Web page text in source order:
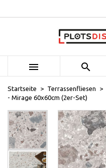
 
Startseite Terrassenfliesen
- Mirage 60x60cm (2er-Set)